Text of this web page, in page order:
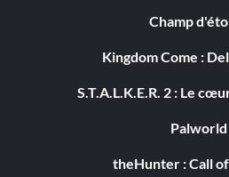
Champ
Kingdom Come :
S.T.A.L.K.E.R. 2 : Le
Palworld
theHunter : Call